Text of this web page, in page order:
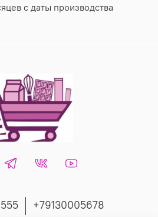
с даты производства
+79130005678